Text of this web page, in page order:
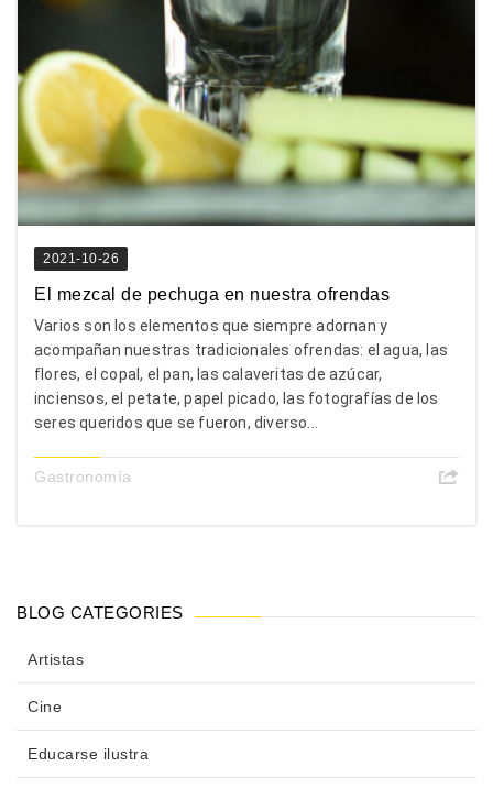
2021-10-26
El mezcal de pechuga en nuestra ofrendas
Varios son los elementos que siempre adornan y
acompañan nuestras tradicionales ofrendas: el agua, las
flores, el copal, el pan, las calaveritas de azúcar,
inciensos, el petate, papel picado, las fotografías de los
seres queridos que se fueron, diverso...
Gastronomía
BLOG CATEGORIES
Artistas
Cine
Educarse ilustra